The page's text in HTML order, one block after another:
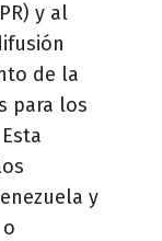
y al
de la
para los
y